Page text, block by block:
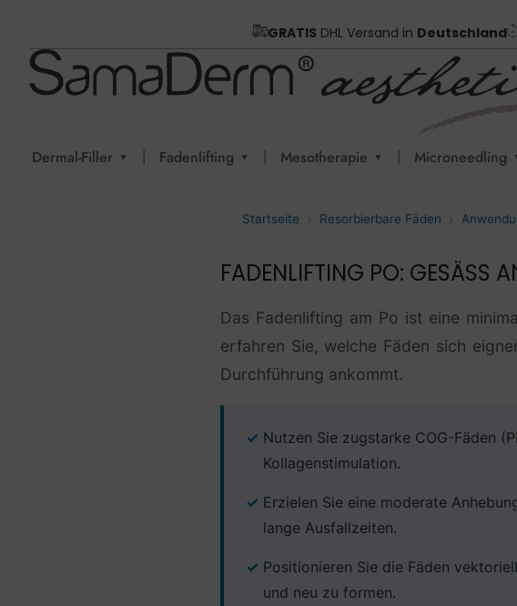
GRATIS DHL Versand in Deutschland
Dermal-Filler ▼ | Fadenlifting ▼ | Mesotherapie ▼ | Microneedling
Startseite Resorbierbare Fäden
FADENLIFTING PO: GESÄSS
Das Fadenlifting am Po ist eine
erfahren Sie, welche Fäden sich
Durchführung ankommt.
Nutzen Sie zugstarke COG-Fäden
Kollagenstimulation.
Erzielen Sie eine moderate
lange Ausfallzeiten.
Positionieren Sie die Fäden
und neu zu formen.